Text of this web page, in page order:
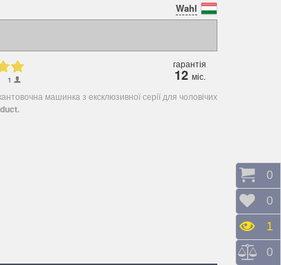
Wahl
1
гарантія
12 міс.
машинка з ексклюзивної серії для чоловічих
0
0
1
0